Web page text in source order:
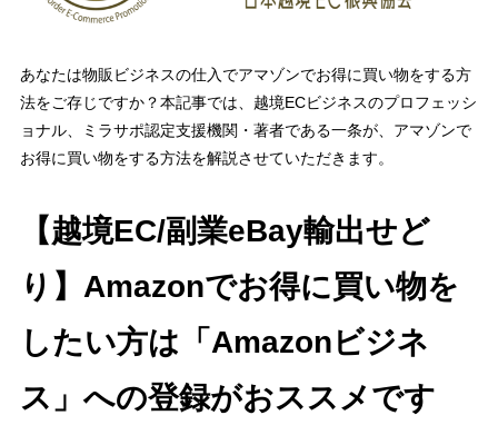
あなたは物販ビジネスの仕入でアマゾンでお得に買い物をする方
法をご存じですか？本記事では、越境ECビジネスのプロフェッシ
ョナル、ミラサポ認定支援機関・著者である一条が、アマゾンで
お得に買い物をする方法を解説させていただきます。
【越境EC/副業eBay輸出せど
り】Amazonでお得に買い物を
したい方は「Amazonビジネ
ス」への登録がおススメです